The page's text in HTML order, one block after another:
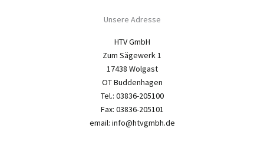
Unsere Adresse
HTV GmbH
Zum Sägewerk 1
17438 Wolgast
OT Buddenhagen
Tel.: 03836-205100
Fax: 03836-205101
email: info@htvgmbh.de